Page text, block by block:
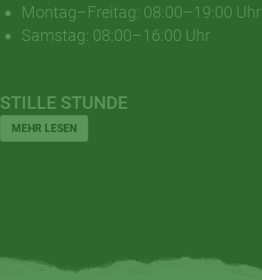
Montag–Freitag: 08:00–19:00 Uhr
Samstag: 08:00–16:00 Uhr
STILLE STUNDE
MEHR LESEN